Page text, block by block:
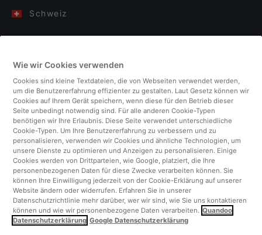
Schweiz
Italien
Finnland
Vereinigtes Königreich
Türkei
Niederlande
Singapur
Wie wir Cookies verwenden
Cookies sind kleine Textdateien, die von Webseiten verwendet werden,
um die Benutzererfahrung effizienter zu gestalten. Laut Gesetz können wir
Cookies auf Ihrem Gerät speichern, wenn diese für den Betrieb dieser
Seite unbedingt notwendig sind. Für alle anderen Cookie-Typen
benötigen wir Ihre Erlaubnis. Diese Seite verwendet unterschiedliche
Cookie-Typen. Um Ihre Benutzererfahrung zu verbessern und zu
personalisieren, verwenden wir Cookies und ähnliche Technologien, um
unsere Dienste zu optimieren und Anzeigen zu personalisieren. Einige
Cookies werden von Drittparteien, wie Google, platziert, die Ihre
personenbezogenen Daten für diese Zwecke verarbeiten können. Sie
können Ihre Einwilligung jederzeit von der Cookie-Erklärung auf unserer
Website ändern oder widerrufen. Erfahren Sie in unserer
Datenschutzrichtlinie mehr darüber, wer wir sind, wie Sie uns kontaktieren
können und wie wir personenbezogene Daten verarbeiten. Quandoo
Datenschutzerklärung Google Datenschutzerklärung